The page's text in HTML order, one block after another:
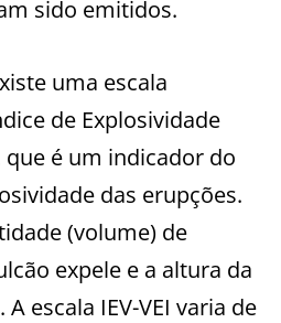
sido emitidos.
uma escala
de Explosividade
que é um indicador do
das erupções.
(volume) de
expele e a altura da
escala IEV-VEI varia de